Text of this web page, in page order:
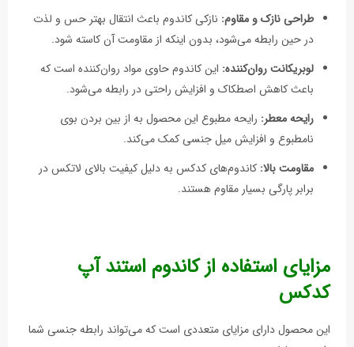
طراحی نازک و مقاوم: نازکی کاندوم باعث انتقال بهتر حس و لذت
در حین رابطه می‌شود، بدون اینکه از مقاومت آن کاسته شود.
لوبریکانت روان‌کننده: این کاندوم حاوی مواد روان‌کننده است که
باعث کاهش اصطکاک و افزایش راحتی در رابطه می‌شود.
رایحه معطر: رایحه مطبوع این محصول به از بین بردن بوی
نامطبوع و افزایش میل جنسی کمک می‌کند.
مقاومت بالا: کاندوم‌های کدکس به دلیل کیفیت بالای لاتکس در
برابر پارگی بسیار مقاوم هستند.
مزایای استفاده از کاندوم استند آپ
کدکس
این محصول دارای مزایای متعددی است که می‌تواند رابطه جنسی شما